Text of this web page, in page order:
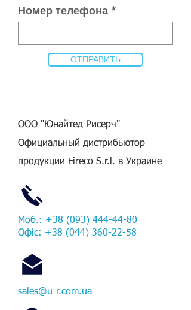
Номер телефона
ОТПРАВИТЬ
ООО "Юнайтед Рисерч"
Официальный дистрибьютор
продукции Fireco S.r.l. в Украине
Моб.: +38 (093) 444-44-80
Офіс: +38 (044) 360-22-58
sales@u-r.com.ua